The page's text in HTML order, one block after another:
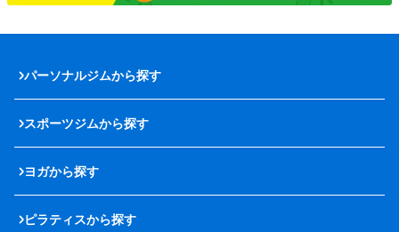
パーソナルジムから探す
スポーツジムから探す
ヨガから探す
ピラティスから探す